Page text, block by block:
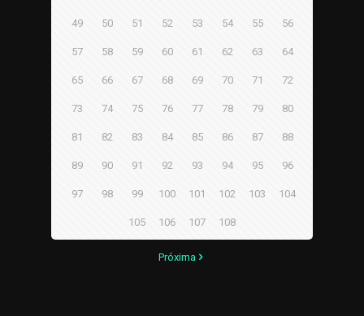
49 50 51 52 53 54 55 56
57 58 59 60 61 62 63 64
65 66 67 68 69 70 71 72
73 74 75 76 77 78 79 80
81 82 83 84 85 86 87 88
89 90 91 92 93 94 95 96
97 98 99 100 101 102 103 104
105 106 107 108
Próxima